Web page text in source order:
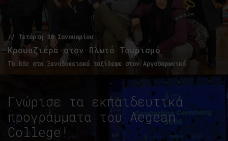
// Τετάρτη 30 Ιανουαρίου
Κρουαζιέρα στον Πλωτό Τουρισμό
Το BSc στα Ξενοδοχειακά ταξίδεψε στον Αργοσαρωνικό
Γνώρισε τα εκπαιδευτικά
προγράμματα του Aegean
College!